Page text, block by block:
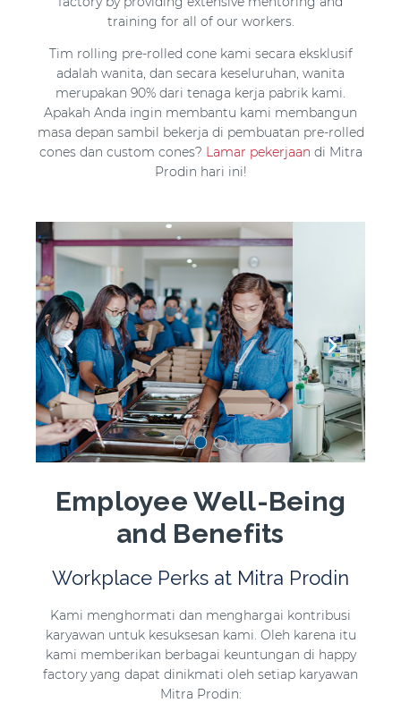
training for all of our workers.
Tim rolling pre-rolled cone kami secara eksklusif
adalah wanita, dan secara keseluruhan, wanita
merupakan 90% dari tenaga kerja pabrik kami.
Apakah Anda ingin membantu kami membangun
masa depan sambil bekerja di pembuatan pre-rolled
cones dan custom cones? Lamar pekerjaan di Mitra
Prodin hari ini!
Employee Well-Being
and Benefits
Workplace Perks at Mitra Prodin
Kami menghormati dan menghargai kontribusi
karyawan untuk kesuksesan kami. Oleh karena itu
kami memberikan berbagai keuntungan di happy
factory yang dapat dinikmati oleh setiap karyawan
Mitra Prodin: